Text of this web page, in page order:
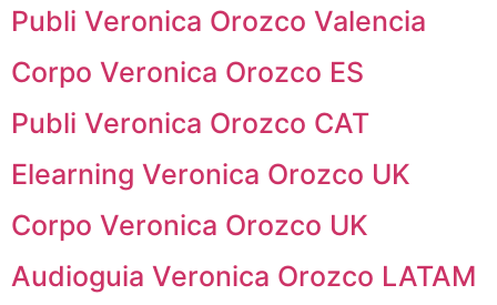
Publi Veronica Orozco Valencia
Corpo Veronica Orozco ES
Publi Veronica Orozco CAT
Elearning Veronica Orozco UK
Corpo Veronica Orozco UK
Audioguia Veronica Orozco LATAM